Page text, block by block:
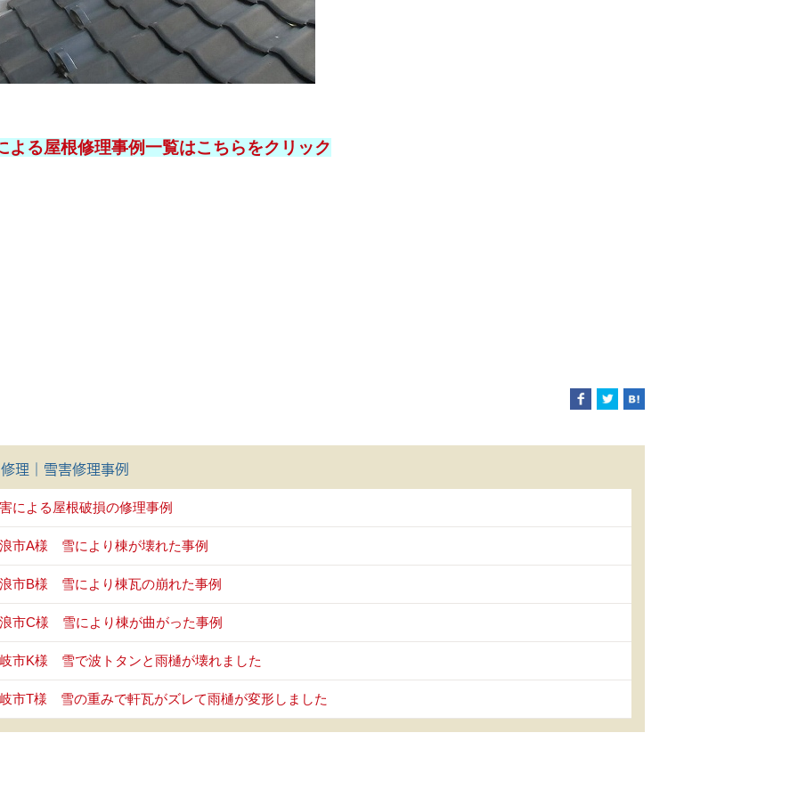
よる屋根修理事例一覧はこちらをクリック
理｜雪害修理事例
による屋根破損の修理事例
市A様 雪により棟が壊れた事例
市B様 雪により棟瓦の崩れた事例
市C様 雪により棟が曲がった事例
市K様 雪で波トタンと雨樋が壊れました
市T様 雪の重みで軒瓦がズレて雨樋が変形しました